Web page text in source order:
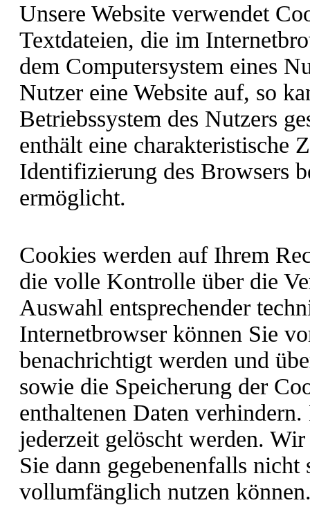
Unsere Website verwendet
Textdateien, die im
dem Computersystem eines
Nutzer eine Website auf, so
Betriebssystem des Nutzers
enthält eine charakteristische
Identifizierung des Browsers
ermöglicht.
Cookies werden auf Ihrem
die volle Kontrolle über die
Auswahl entsprechender
Internetbrowser können Sie
benachrichtigt werden und
sowie die Speicherung der
enthaltenen Daten
jederzeit gelöscht werden.
Sie dann gegebenenfalls
vollumfänglich nutzen